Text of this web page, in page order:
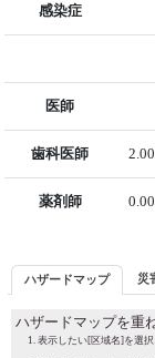
感染症
医師
歯科医師 2.00
薬剤師
ハザードマップ 災
ハザードマップを重
表示したい[区域名]を選択